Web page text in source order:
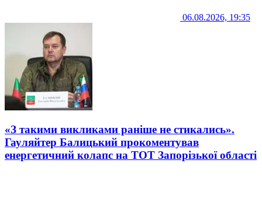
06.08.2026, 19:35
«З такими викликами раніше не стикались».
Гауляйтер Балицький прокоментував
енергетичний колапс на ТОТ Запорізької області